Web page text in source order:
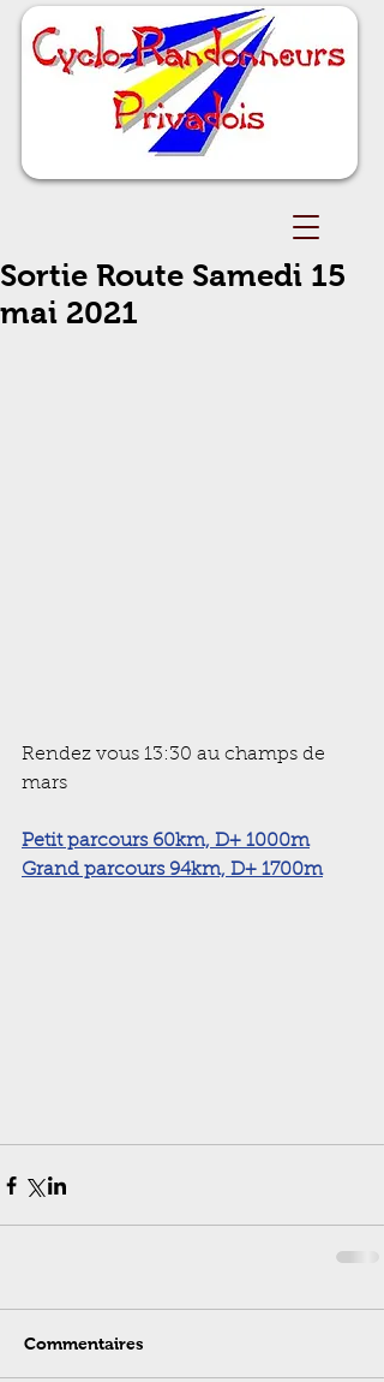
Sortie Route Samedi 15
mai 2021
Rendez vous 13:30 au champs de
mars
Petit parcours 60km, D+ 1000m
Grand parcours 94km, D+ 1700m
Commentaires